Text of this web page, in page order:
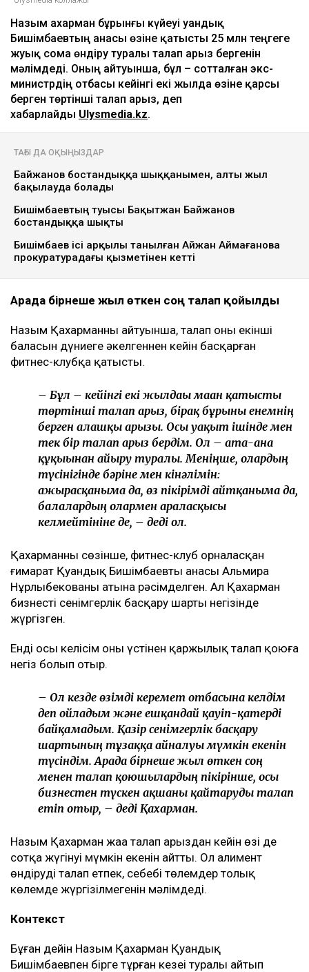
Назым Қахарман бұрынғы күйеуі Қуандық
Бишімбаевтың анасы өзіне қатысты 25 млн теңгеге
жуық сома өндіру туралы талап арыз бергенін
мәлімдеді. Оның айтуынша, бұл – сотталған экс-
министрдің отбасы кейінгі екі жылда өзіне қарсы
берген төртінші талап арыз, деп
хабарлайды Ulysmedia.kz.
ТАҒЫ ДА ОҚЫҢЫЗДАР
Байжанов бостандыққа шыққанымен, алты жыл
бақылауда болады
Бишімбаевтың туысы Бақытжан Байжанов
бостандыққа шықты
Бишімбаев ісі арқылы танылған Айжан Аймағанова
прокуратурадағы қызметінен кетті
Арада бірнеше жыл өткен соң талап қойылды
Назым Қахарманның айтуынша, талап оның екінші
баласын дүниеге әкелгеннен кейін басқарған
фитнес-клубқа қатысты.
– Бұл – кейінгі екі жылдағы маған қатысты
төртінші талап арыз, бірақ бұрынғы енемнің
берген алғашқы арызы. Осы уақыт ішінде мен
тек бір талап арыз бердім. Ол – ата-ана
құқығынан айыру туралы. Меніңше, олардың
түсінігінде бәріне мен кінәлімін:
ажырасқаныма да, өз пікірімді айтқаныма да,
балалардың олармен араласқысы
келмейтініне де, – деді ол.
Қахарманның сөзінше, фитнес-клуб орналасқан
ғимарат Қуандық Бишімбаевтың анасы Альмира
Нұрлыбекованың атына рәсімделген. Ал Қахарман
бизнесті сенімгерлік басқару шарты негізінде
жүргізген.
Енді осы келісім оның үстінен қаржылық талап қоюға
негіз болып отыр.
– Ол кезде өзімді керемет отбасына келдім
деп ойладым және ешқандай қауіп-қатерді
байқамадым. Қазір сенімгерлік басқару
шартының тұзаққа айналуы мүмкін екенін
түсіндім. Арада бірнеше жыл өткен соң
менен талап қоюшылардың пікірінше, осы
бизнестен түскен ақшаны қайтаруды талап
етіп отыр, – деді Қахарман.
Назым Қахарман жаңа талап арыздан кейін өзі де
сотқа жүгінуі мүмкін екенін айтты. Ол алимент
өндіруді талап етпек, себебі төлемдер толық
көлемде жүргізілмегенін мәлімдеді.
Контекст
Бұған дейін Назым Қахарман Қуандық
Бишімбаевпен бірге тұрған кезеңі туралы айтып